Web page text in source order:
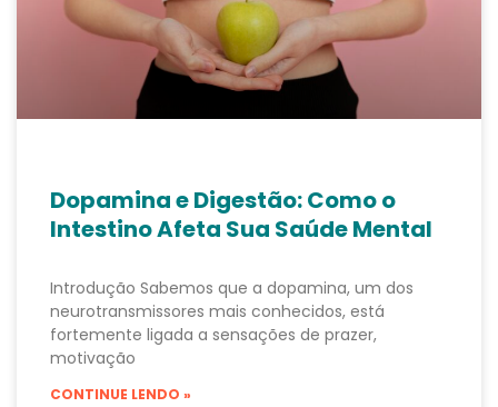
Dopamina e Digestão: Como o
Intestino Afeta Sua Saúde Mental
Introdução Sabemos que a dopamina, um dos
neurotransmissores mais conhecidos, está
fortemente ligada a sensações de prazer,
motivação
CONTINUE LENDO »